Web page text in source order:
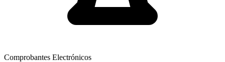
Comprobantes Electrónicos